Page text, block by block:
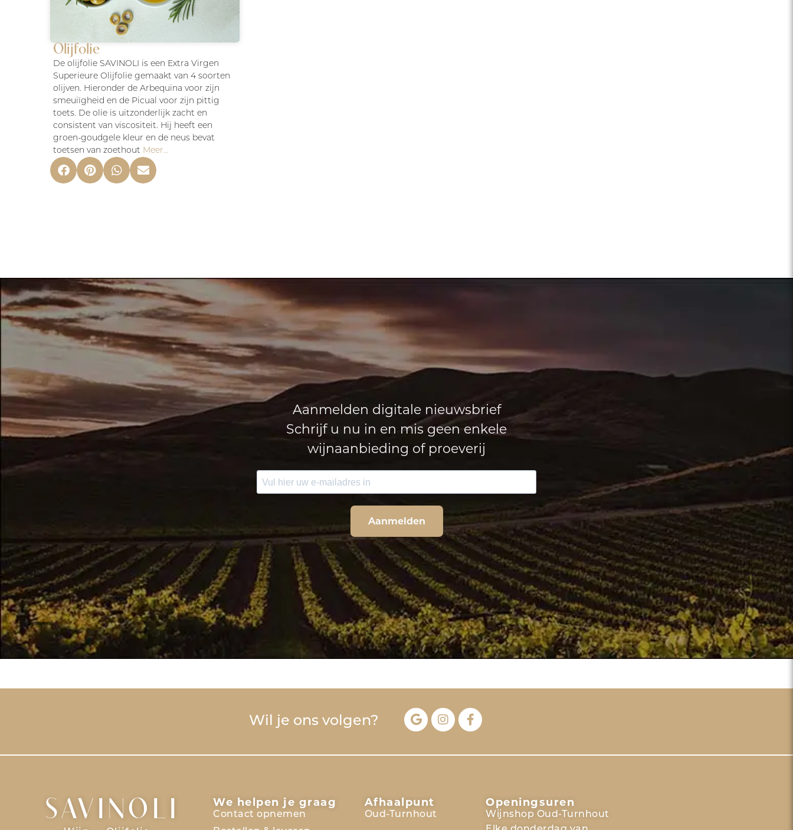
Olijfolie
De olijfolie SAVINOLI is een Extra Virgen
Superieure Olijfolie gemaakt van 4 soorten
olijven. Hieronder de Arbequina voor zijn
smeuiïgheid en de Picual voor zijn pittig
toets. De olie is uitzonderlijk zacht en
consistent van viscositeit. Hij heeft een
groen-goudgele kleur en de neus bevat
toetsen van zoethout Meer…
Aanmelden digitale nieuwsbrief
Schrijf u nu in en mis geen enkele
wijnaanbieding of proeverij
Aanmelden
Wil je ons volgen?
SAVINOLI We helpen je graag
Contact opnemen
Afhaalpunt
Oud-Turnhout
Openingsuren
Wijnshop Oud-Turnhout